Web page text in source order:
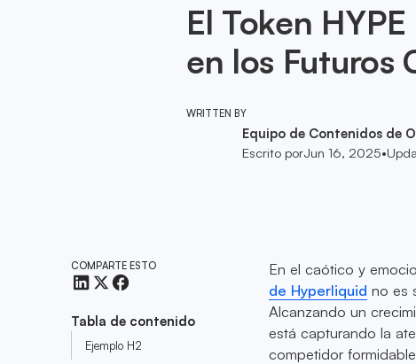
El Token
en los Futuros
WRITTEN BY
Equipo de Contenidos de
Escrito porJun 16, 2025•
COMPARTE ESTO
Tabla de contenido
Ejemplo H2
En el caótico y
de Hyperliquid no es
Alcanzando un
está capturando la
competidor